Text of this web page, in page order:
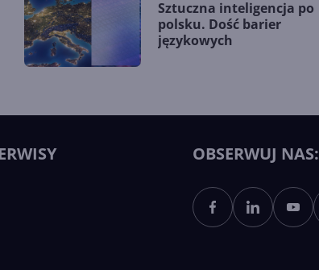
Sztuczna inteligencja po
polsku. Dość barier
językowych
OBSERWUJ NAS: